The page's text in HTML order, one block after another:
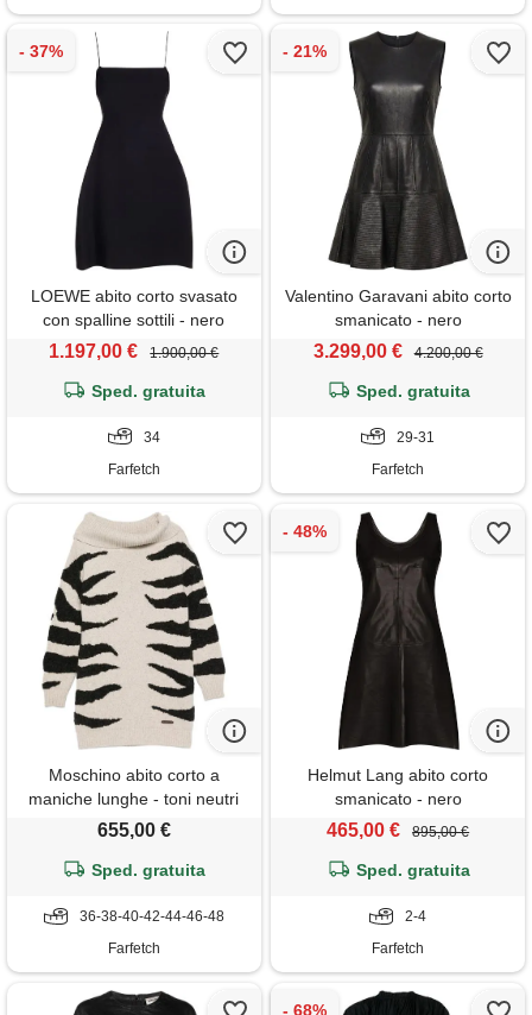
LOEWE abito corto svasato
con spalline sottili - nero
1.197,00 € 1.900,00 €
Sped. gratuita
34
Farfetch
Valentino Garavani abito corto
smanicato - nero
3.299,00 € 4.200,00 €
Sped. gratuita
29-31
Farfetch
Moschino abito corto a
maniche lunghe - toni neutri
655,00 €
Sped. gratuita
36-38-40-42-44-46-48
Farfetch
Helmut Lang abito corto
smanicato - nero
465,00 € 895,00 €
Sped. gratuita
2-4
Farfetch